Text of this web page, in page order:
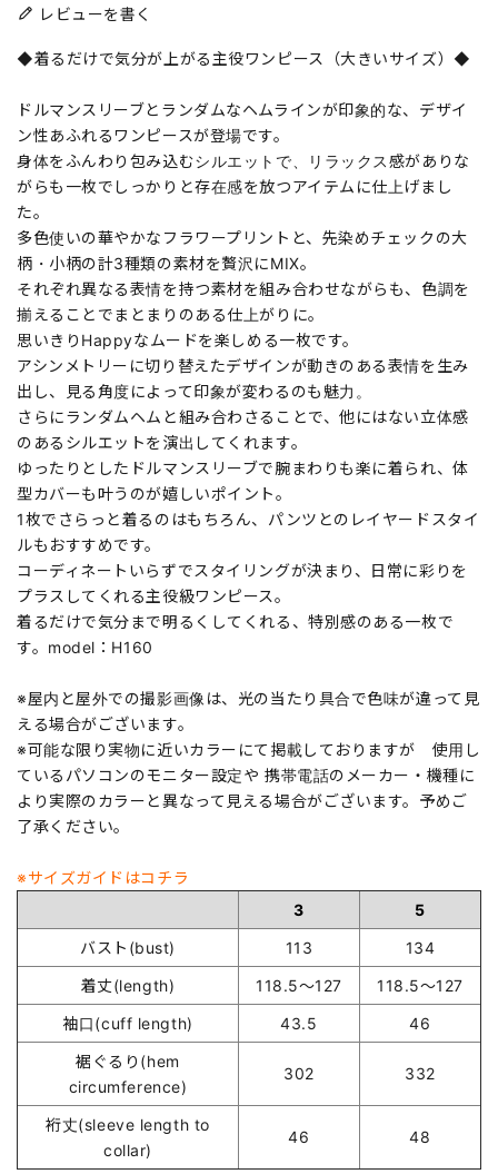
レビューを書く
◆着るだけで気分が上がる主役ワンピース（大きいサイズ）◆
ドルマンスリーブとランダムなヘムラインが印象的な、デザイ
ン性あふれるワンピースが登場です。
身体をふんわり包み込むシルエットで、リラックス感がありな
がらも一枚でしっかりと存在感を放つアイテムに仕上げまし
た。
多色使いの華やかなフラワープリントと、先染めチェックの大
柄・小柄の計3種類の素材を贅沢にMIX。
それぞれ異なる表情を持つ素材を組み合わせながらも、色調を
揃えることでまとまりのある仕上がりに。
思いきりHappyなムードを楽しめる一枚です。
アシンメトリーに切り替えたデザインが動きのある表情を生み
出し、見る角度によって印象が変わるのも魅力。
さらにランダムヘムと組み合わさることで、他にはない立体感
のあるシルエットを演出してくれます。
ゆったりとしたドルマンスリーブで腕まわりも楽に着られ、体
型カバーも叶うのが嬉しいポイント。
1枚でさらっと着るのはもちろん、パンツとのレイヤードスタイ
ルもおすすめです。
コーディネートいらずでスタイリングが決まり、日常に彩りを
プラスしてくれる主役級ワンピース。
着るだけで気分まで明るくしてくれる、特別感のある一枚で
す。model：H160
※屋内と屋外での撮影画像は、光の当たり具合で色味が違って見
える場合がございます。
※可能な限り実物に近いカラーにて掲載しておりますが 使用し
ているパソコンのモニター設定や 携帯電話のメーカー・機種に
より実際のカラーと異なって見える場合がございます。予めご
了承ください。
※サイズガイドはコチラ
3
5
バスト(bust)
113
134
着丈(length)
118.5～127
118.5～127
袖口(cuff length)
43.5
46
裾ぐるり(hem
circumference)
302 332
裄丈(sleeve length to
collar)
46 48